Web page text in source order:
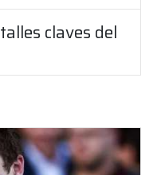
claves del